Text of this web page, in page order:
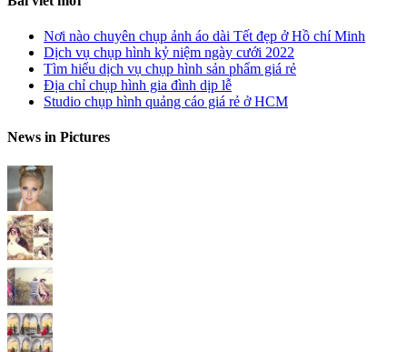
Nơi nào chuyên chụp ảnh áo dài Tết đẹp ở Hồ chí Minh
Dịch vụ chụp hình kỷ niệm ngày cưới 2022
Tìm hiểu dịch vụ chụp hình sản phẩm giá rẻ
Địa chỉ chụp hình gia đình dịp lễ
Studio chụp hình quảng cáo giá rẻ ở HCM
News in Pictures